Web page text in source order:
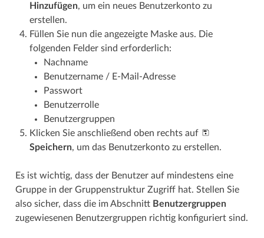
Hinzufügen, um ein neues Benutzerkonto zu
erstellen.
Füllen Sie nun die angezeigte Maske aus. Die
folgenden Felder sind erforderlich:
Nachname
Benutzername / E-Mail-Adresse
Passwort
Benutzerrolle
Benutzergruppen
Klicken Sie anschließend oben rechts auf
Speichern, um das Benutzerkonto zu erstellen.
Es ist wichtig, dass der Benutzer auf mindestens eine
Gruppe in der Gruppenstruktur Zugriff hat. Stellen Sie
also sicher, dass die im Abschnitt Benutzergruppen
zugewiesenen Benutzergruppen richtig konfiguriert sind.